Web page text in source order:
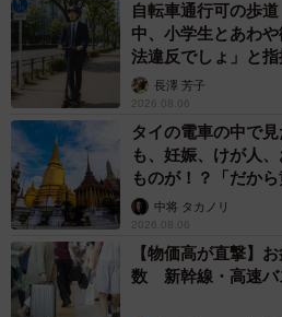
自転車通行可の歩
中、小学生とあわ
法違反でしょ」と
説】長澤 芳子
2026.08.06
タイの電車の中で
も、妊娠、けが人
ものが！？「だから
中将 タカノリ
2026.08.06
【物価高が直撃】
数 新幹線・高速バ